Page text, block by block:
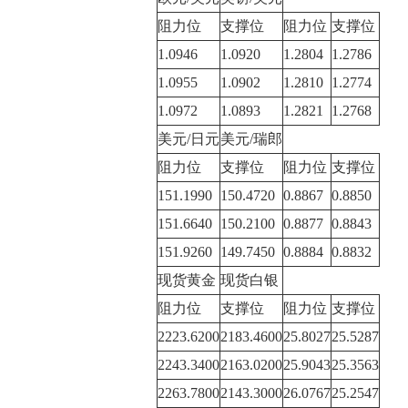
阻力位
支撑位 阻力位 支撑位
1.0946
1.0920 1.2804 1.2786
1.0955
1.0902 1.2810 1.2774
1.0972
1.0893 1.2821
1.2768
美元/日元美元/瑞郎
阻力位
支撑位 阻力位 支撑位
151.1990 150.4720 0.8867 0.8850
151.6640 150.2100 0.8877 0.8843
151.9260 149.7450 0.8884 0.8832
现货黄金 现货白银
阻力位
支撑位 阻力位 支撑位
2223.62002183.460025.802725.5287
2243.34002163.020025.904325.3563
2263.78002143.300026.076725.2547